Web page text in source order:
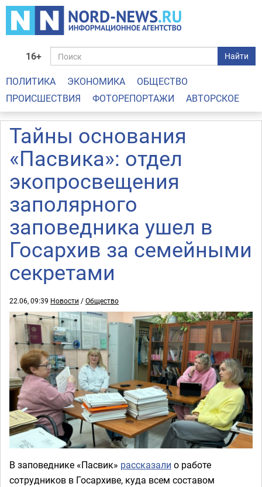
16+ Найти
ПОЛИТИКА ЭКОНОМИКА
ОБЩЕСТВО
ПРОИСШЕСТВИЯ
ФОТОРЕПОРТАЖИ АВТОРСКОЕ
Тайны основания
«Пасвика»: отдел
экопросвещения
заполярного
заповедника ушел в
Госархив за семейными
секретами
22.06, 09:39 Новости /Общество
В заповеднике «Пасвик» рассказали о работе
сотрудников в Госархиве, куда всем составом